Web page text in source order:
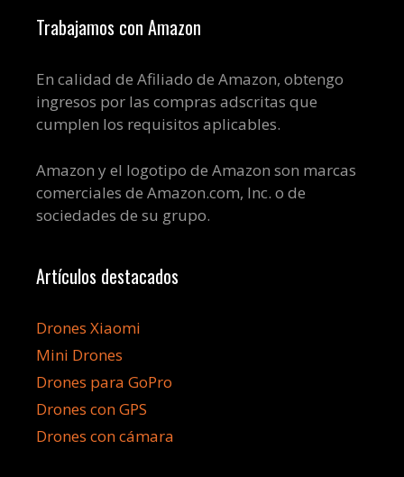
Trabajamos con Amazon
En calidad de Afiliado de Amazon, obtengo
ingresos por las compras adscritas que
cumplen los requisitos aplicables.
Amazon y el logotipo de Amazon son marcas
comerciales de Amazon.com, Inc. o de
sociedades de su grupo.
Artículos destacados
Drones Xiaomi
Mini Drones
Drones para GoPro
Drones con GPS
Drones con cámara